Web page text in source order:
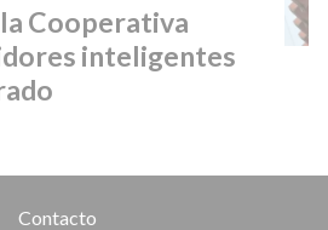
Cooperativa
inteligentes
Contacto